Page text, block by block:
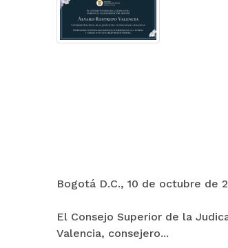
Bogotá D.C., 10 de octubre de
El Consejo Superior de la
Valencia, consejero...